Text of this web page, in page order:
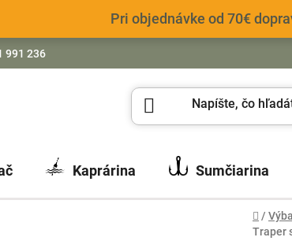
Pri objednávke od 70€
991 236
Kaprárina Sumčiarina
Domov
/
Traper